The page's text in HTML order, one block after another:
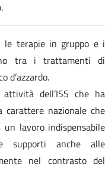
le terapie in gruppo e i
tra i trattamenti di
d’azzardo.
dell’ISS che ha
nazionale che
lavoro indispensabile
supporti anche alle
nel contrasto del